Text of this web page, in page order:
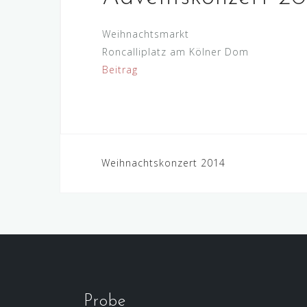
Weihnachtsmarkt
Roncalliplatz am Kölner Dom
Beitrag
Beitragsnavigation
Weihnachtskonzert 2014
Probe